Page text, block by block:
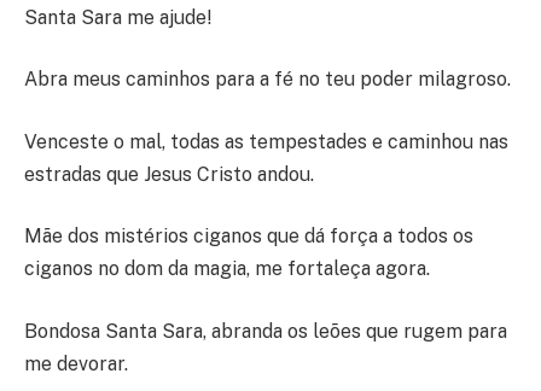
Santa Sara me ajude!
Abra meus caminhos para a fé no teu poder milagroso.
Venceste o mal, todas as tempestades e caminhou nas
estradas que Jesus Cristo andou.
Mãe dos mistérios ciganos que dá força a todos os
ciganos no dom da magia, me fortaleça agora.
Bondosa Santa Sara, abranda os leões que rugem para
me devorar.